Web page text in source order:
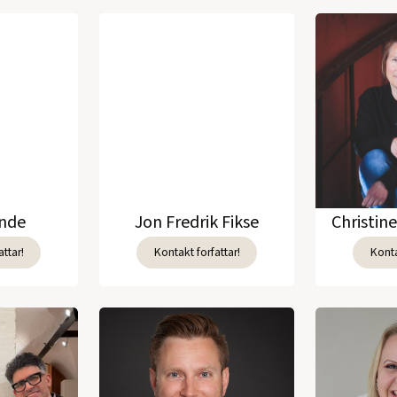
Leve skroget, opp av
Huset i vranglås
(1977)
Mellom elvene (fortellinger)
(1973)
Ville fugler (dikt)
(1970)
Se alle utgivelser
Jon Fredrik Fikse
Kontakt forfattar!